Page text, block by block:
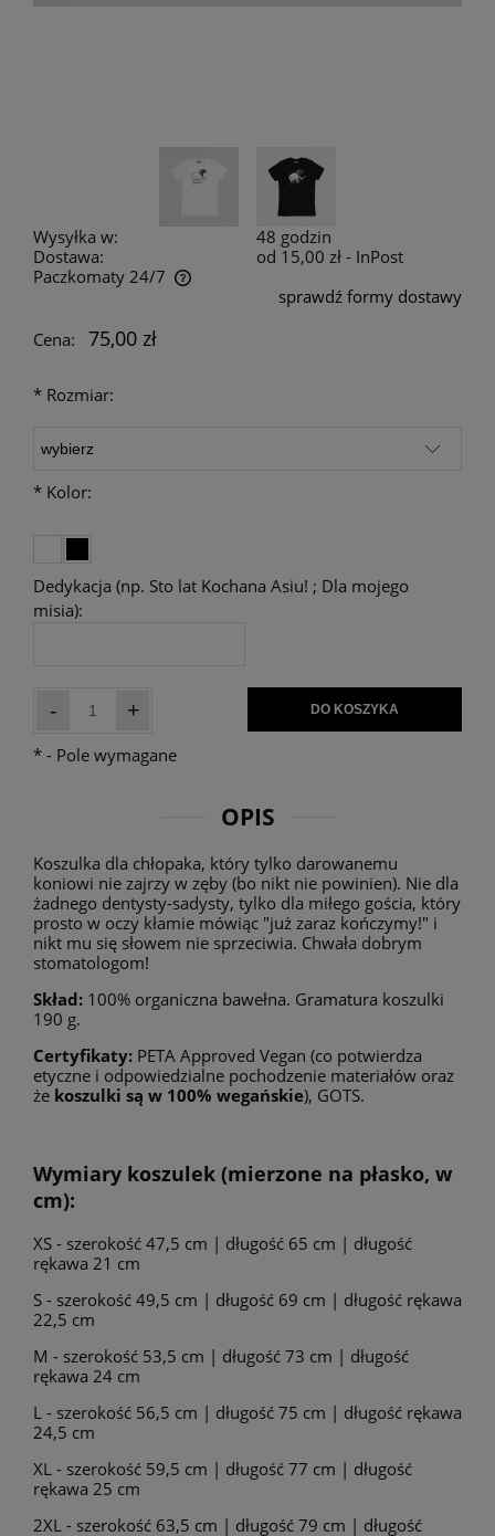
Wysyłka w:
48 godzin
Dostawa:
od 15,00 zł - InPost
Paczkomaty 24/7
Cena nie zawiera ewentualnych kosztów płatności
sprawdź formy dostawy
Cena:
75,00 zł
* Rozmiar:
* Kolor:
Dedykacja (np. Sto lat Kochana Asiu! ; Dla mojego
misia):
- + DO KOSZYKA
* - Pole wymagane
OPIS
Koszulka dla chłopaka, który tylko darowanemu
koniowi nie zajrzy w zęby (bo nikt nie powinien). Nie dla
żadnego dentysty-sadysty, tylko dla miłego gościa, który
prosto w oczy kłamie mówiąc "już zaraz kończymy!" i
nikt mu się słowem nie sprzeciwia. Chwała dobrym
stomatologom!
Skład: 100% organiczna bawełna. Gramatura koszulki
190 g.
Certyfikaty: PETA Approved Vegan (co potwierdza
etyczne i odpowiedzialne pochodzenie materiałów oraz
że koszulki są w 100% wegańskie), GOTS.
Wymiary koszulek (mierzone na płasko, w
cm):
XS - szerokość 47,5 cm | długość 65 cm | długość
rękawa 21 cm
S - szerokość 49,5 cm | długość 69 cm | długość rękawa
22,5 cm
M - szerokość 53,5 cm | długość 73 cm | długość
rękawa 24 cm
L - szerokość 56,5 cm | długość 75 cm | długość rękawa
24,5 cm
XL - szerokość 59,5 cm | długość 77 cm | długość
rękawa 25 cm
2XL - szerokość 63,5 cm | długość 79 cm | długość